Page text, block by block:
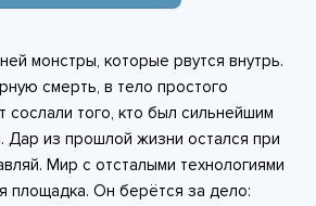
монстры, которые рвутся внутрь.
смерть, в тело простого
сослали того, кто был сильнейшим
Дар из прошлой жизни остался при
Мир с отсталыми технологиями
площадка. Он берётся за дело: